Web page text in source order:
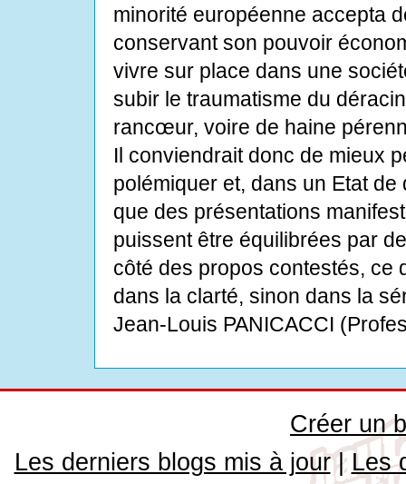
minorité européenne accepta
conservant son pouvoir
vivre sur place dans une
subir le traumatisme du
rancœur, voire de haine
Il conviendrait donc de mieux
polémiquer et, dans un Etat
que des présentations
puissent être équilibrées par
côté des propos contestés, ce
dans la clarté, sinon dans la
Jean-Louis PANICACCI
Créer un
Les derniers blogs mis à jour| Les